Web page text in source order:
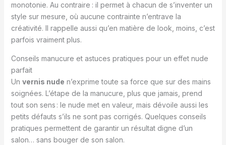
monotonie. Au contraire : il permet à chacun de s’inventer un
style sur mesure, où aucune contrainte n’entrave la
créativité. Il rappelle aussi qu’en matière de look, moins, c’est
parfois vraiment plus.
Conseils manucure et astuces pratiques pour un effet nude
parfait
Un vernis nude n’exprime toute sa force que sur des mains
soignées. L’étape de la manucure, plus que jamais, prend
tout son sens : le nude met en valeur, mais dévoile aussi les
petits défauts s’ils ne sont pas corrigés. Quelques conseils
pratiques permettent de garantir un résultat digne d’un
salon… sans bouger de son salon.